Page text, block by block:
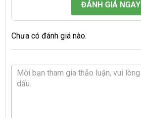
ĐÁNH GIÁ NGAY
Chưa có đánh giá nào.